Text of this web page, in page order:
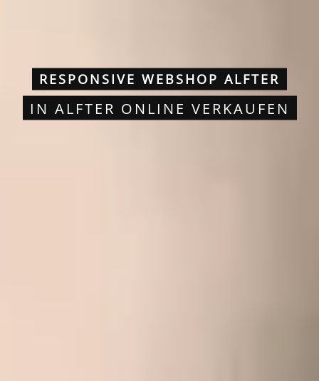
RESPONSIVE WEBSHOP ALFTER
IN ALFTER ONLINE VERKAUFEN